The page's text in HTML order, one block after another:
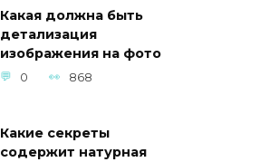
Какая должна быть
детализация
изображения на фото
0 868
Какие секреты
содержит натурная